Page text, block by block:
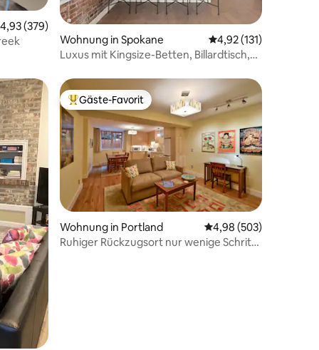
Bewertungen
Bewertung: 4,93 von 5, 379 Bewertungen
4,93 (379)
Wohnung in Spokane Durchschnittliche
4,92 (131)
Luxus mit Kingsize-Betten, Billardtisch,
Bewertungen
Beliebter Gäste-Favorit.
Gäste-Favorit
Wohnung in Portland Durchschnittliche
4,98 (503)
Ruhiger Rückzugsort nur wenige Schritte